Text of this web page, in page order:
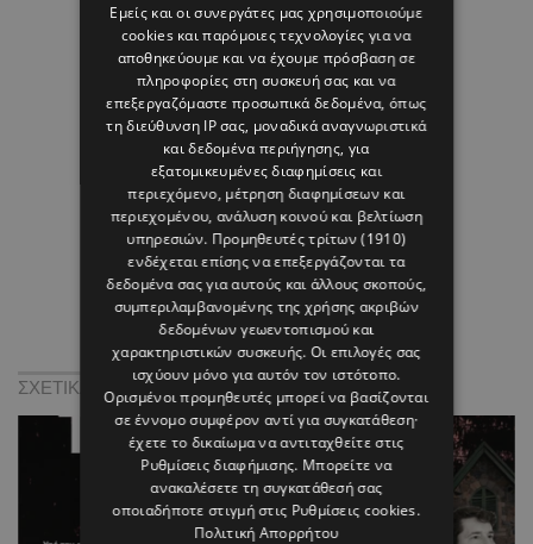
ΣΧΕΤΙΚΑ:
Εμείς και οι συνεργάτες μας χρησιμοποιούμε
cookies και παρόμοιες τεχνολογίες για να
αποθηκεύουμε και να έχουμε πρόσβαση σε
πληροφορίες στη συσκευή σας και να
επεξεργαζόμαστε προσωπικά δεδομένα, όπως
τη διεύθυνση IP σας, μοναδικά αναγνωριστικά
και δεδομένα περιήγησης, για
εξατομικευμένες διαφημίσεις και
περιεχόμενο, μέτρηση διαφημίσεων και
περιεχομένου, ανάλυση κοινού και βελτίωση
υπηρεσιών. Προμηθευτές τρίτων (1910)
ενδέχεται επίσης να επεξεργάζονται τα
δεδομένα σας για αυτούς και άλλους σκοπούς,
συμπεριλαμβανομένης της χρήσης ακριβών
δεδομένων γεωεντοπισμού και
χαρακτηριστικών συσκευής. Οι επιλογές σας
ισχύουν μόνο για αυτόν τον ιστότοπο.
Ορισμένοι προμηθευτές μπορεί να βασίζονται
σε έννομο συμφέρον αντί για συγκατάθεση·
έχετε το δικαίωμα να αντιταχθείτε στις
Ρυθμίσεις διαφήμισης. Μπορείτε να
ανακαλέσετε τη συγκατάθεσή σας
οποιαδήποτε στιγμή στις Ρυθμίσεις cookies.
Πολιτική Απορρήτου